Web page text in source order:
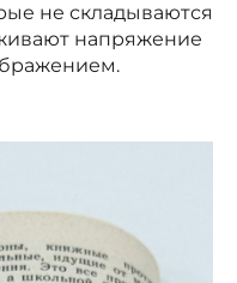
не складываются
напряжение